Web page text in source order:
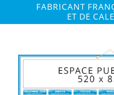
FABRICANT
ET DE